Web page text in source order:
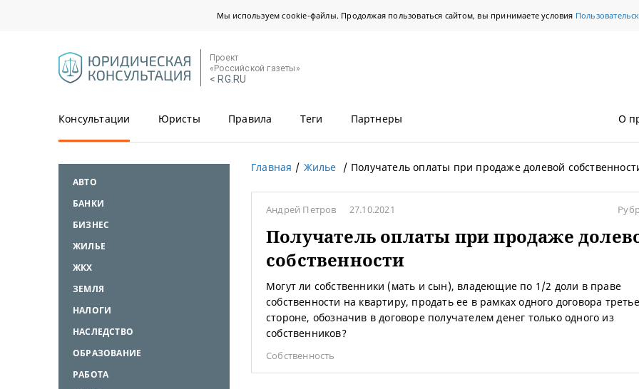
Мы используем cookie-файлы. Продолжая пользоваться сайтом, вы принимаете условия
Проект
«Российской газеты»
< RG.RU
Консультации Юристы Правила Теги Партнеры О
АВТО
БАНКИ
БИЗНЕС
ЖИЛЬЕ
ЖКХ
ЗЕМЛЯ
НАЛОГИ
НАСЛЕДСТВО
ОБРАЗОВАНИЕ
РАБОТА
Главная Жилье Получатель оплаты при продаже долевой
Андрей Петров 27.10.2021
Получатель оплаты при продаже
собственности
Могут ли собственники (мать и сын), владеющие по 1/2 доли в праве
собственности на квартиру, продать ее в рамках одного договора
стороне, обозначив в договоре получателем денег только одного из
собственников?
Собственность